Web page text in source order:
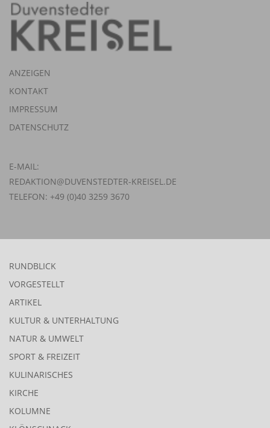
ANZEIGEN
KONTAKT
IMPRESSUM
DATENSCHUTZ
E-MAIL:
REDAKTION@DUVENSTEDTER-KREISEL.DE
TELEFON: +49 (0)40 3259 3670
RUNDBLICK
VORGESTELLT
ARTIKEL
KULTUR & UNTERHALTUNG
NATUR & UMWELT
SPORT & FREIZEIT
KULINARISCHES
KIRCHE
KOLUMNE